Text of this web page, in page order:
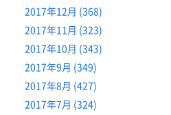
2017年12月 (368)
2017年11月 (323)
2017年10月 (343)
2017年9月 (349)
2017年8月 (427)
2017年7月 (324)